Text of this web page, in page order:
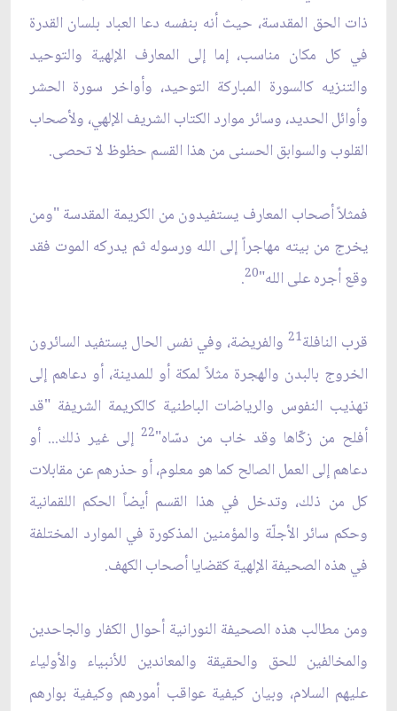
ذات الحق المقدسة، حيث أنه بنفسه دعا العباد بلسان القدرة
في كل مكان مناسب، إما إلى المعارف الإلهية والتوحيد
والتنزيه كالسورة المباركة التوحيد، وأواخر سورة الحشر
وأوائل الحديد، وسائر موارد الكتاب الشريف الإلهي، ولأصحاب
القلوب والسوابق الحسنى من هذا القسم حظوظ لا تحصى.
فمثلاً أصحاب المعارف يستفيدون من الكريمة المقدسة "ومن
يخرج من بيته مهاجراً إلى الله ورسوله ثم يدركه الموت فقد
وقع أجره على الله"20
.
قرب النافلة21والفريضة، وفي نفس الحال يستفيد السائرون
الخروج بالبدن والهجرة مثلاً لمكة أو للمدينة، أو دعاهم إلى
تهذيب النفوس والرياضات الباطنية كالكريمة الشريفة "قد
أفلح من زكّاها وقد خاب من دسّاه"22إلى غير ذلك... أو
دعاهم إلى العمل الصالح كما هو معلوم، أو حذرهم عن مقابلات
كل من ذلك، وتدخل في هذا القسم أيضاً الحكم اللقمانية
وحكم سائر الأجلّة والمؤمنين المذكورة في الموارد المختلفة
في هذه الصحيفة الإلهية كقضايا أصحاب الكهف.
ومن مطالب هذه الصحيفة النورانية أحوال الكفار والجاحدين
والمخالفين للحق والحقيقة والمعاندين للأنبياء والأولياء
عليهم السلام، وبيان كيفية عواقب أمورهم وكيفية بوارهم